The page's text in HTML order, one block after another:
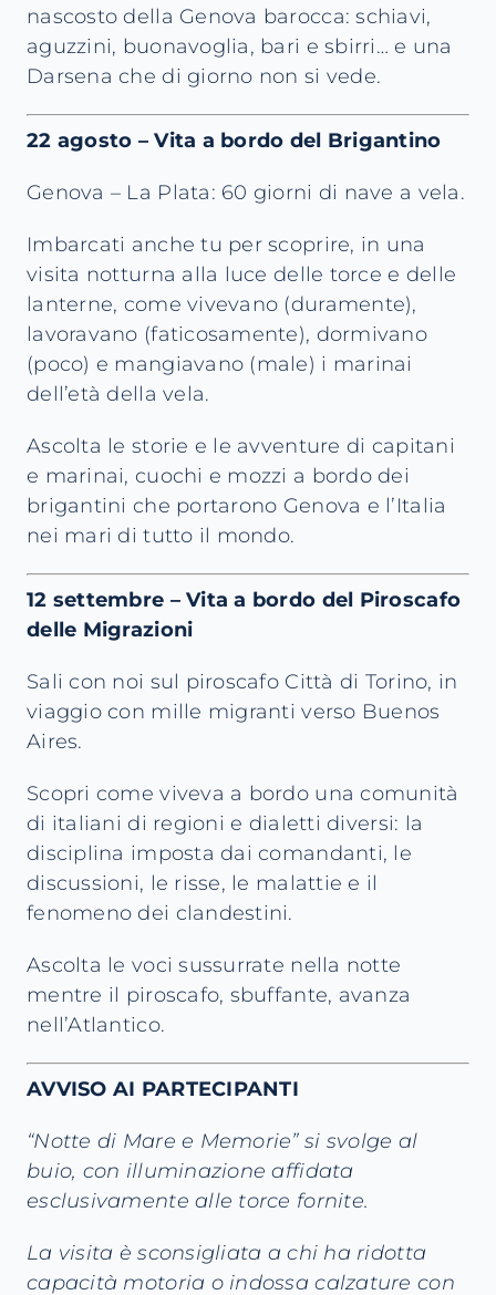
nascosto della Genova barocca: schiavi,
aguzzini, buonavoglia, bari e sbirri… e una
Darsena che di giorno non si vede.
22 agosto – Vita a bordo del Brigantino
Genova – La Plata: 60 giorni di nave a vela.
Imbarcati anche tu per scoprire, in una
visita notturna alla luce delle torce e delle
lanterne, come vivevano (duramente),
lavoravano (faticosamente), dormivano
(poco) e mangiavano (male) i marinai
dell’età della vela.
Ascolta le storie e le avventure di capitani
e marinai, cuochi e mozzi a bordo dei
brigantini che portarono Genova e l’Italia
nei mari di tutto il mondo.
12 settembre – Vita a bordo del Piroscafo
delle Migrazioni
Sali con noi sul piroscafo Città di Torino, in
viaggio con mille migranti verso Buenos
Aires.
Scopri come viveva a bordo una comunità
di italiani di regioni e dialetti diversi: la
disciplina imposta dai comandanti, le
discussioni, le risse, le malattie e il
fenomeno dei clandestini.
Ascolta le voci sussurrate nella notte
mentre il piroscafo, sbuffante, avanza
nell’Atlantico.
AVVISO AI PARTECIPANTI
“Notte di Mare e Memorie” si svolge al
buio, con illuminazione affidata
esclusivamente alle torce fornite.
La visita è sconsigliata a chi ha ridotta
capacità motoria o indossa calzature con